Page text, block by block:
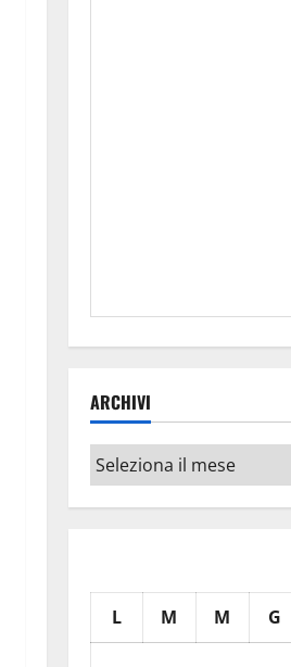
ARCHIVI
Archivi
L M M G